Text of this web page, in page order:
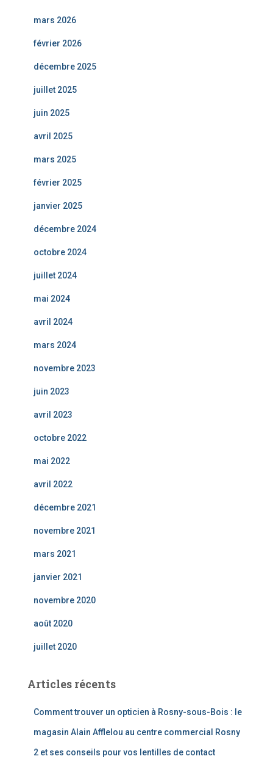
mars 2026
février 2026
décembre 2025
juillet 2025
juin 2025
avril 2025
mars 2025
février 2025
janvier 2025
décembre 2024
octobre 2024
juillet 2024
mai 2024
avril 2024
mars 2024
novembre 2023
juin 2023
avril 2023
octobre 2022
mai 2022
avril 2022
décembre 2021
novembre 2021
mars 2021
janvier 2021
novembre 2020
août 2020
juillet 2020
Articles récents
Comment trouver un opticien à Rosny-sous-Bois : le
magasin Alain Afflelou au centre commercial Rosny
2 et ses conseils pour vos lentilles de contact